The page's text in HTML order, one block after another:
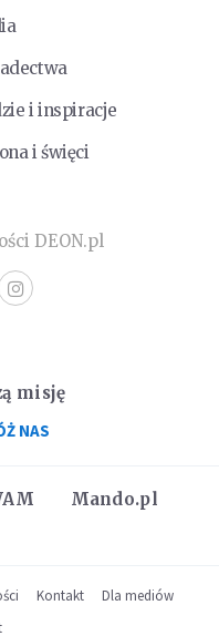
i inspiracje
i święci
DEON.pl
Mando.pl
misję
NAS
Kontakt
Dla mediów